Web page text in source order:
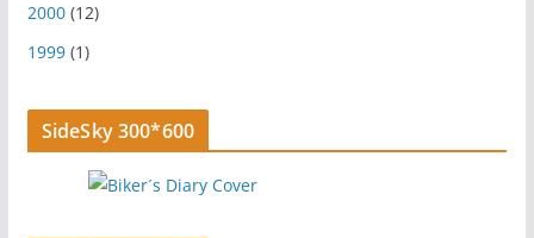
2000(12)
1999(1)
SideSky 300*600